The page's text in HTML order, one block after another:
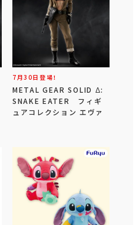
7月30日登場！
METAL GEAR SOLID Δ:
SNAKE EATER フィギ
ュアコレクション エヴァ